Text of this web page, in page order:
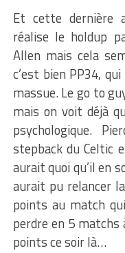
Et cette dernière
réalise le holdup
Allen mais cela
c’est bien PP34,
massue. Le go to
mais on voit déjà
psychologique.
stepback du Celtic
aurait quoi qu’il en
aurait pu relancer
points au match
perdre en 5 matchs
points ce soir là…